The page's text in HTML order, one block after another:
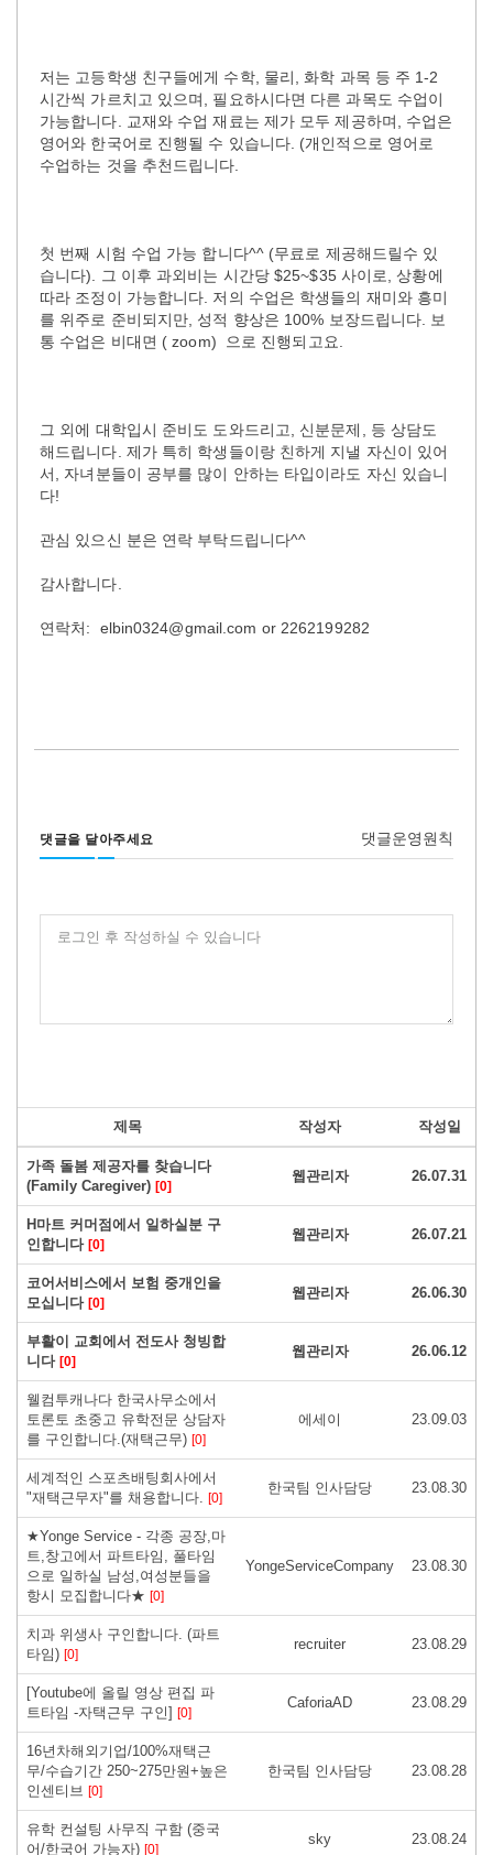
저는 고등학생 친구들에게 수학, 물리, 화학 과목 등 주 1-2
시간씩 가르치고 있으며, 필요하시다면 다른 과목도 수업이
가능합니다. 교재와 수업 재료는 제가 모두 제공하며, 수업은
영어와 한국어로 진행될 수 있습니다. (개인적으로 영어로
수업하는 것을 추천드립니다.
첫 번째 시험 수업 가능 합니다^^ (무료로 제공해드릴수 있
습니다). 그 이후 과외비는 시간당 $25~$35 사이로, 상황에
따라 조정이 가능합니다. 저의 수업은 학생들의 재미와 흥미
를 위주로 준비되지만, 성적 향상은 100% 보장드립니다. 보
통 수업은 비대면 ( zoom) 으로 진행되고요.
그 외에 대학입시 준비도 도와드리고, 신분문제, 등 상담도
해드립니다. 제가 특히 학생들이랑 친하게 지낼 자신이 있어
서, 자녀분들이 공부를 많이 안하는 타입이라도 자신 있습니
다!
관심 있으신 분은 연락 부탁드립니다^^
감사합니다.
연락처: elbin0324@gmail.com or 2262199282
댓글을 달아주세요 댓글운영원칙
로그인 후 작성하실 수 있습니다
제목 작성자 작성일
가족 돌봄 제공자를 찾습니다
(Family Caregiver) [0]
웹관리자 26.07.31
H마트 커머점에서 일하실분 구
인합니다 [0]
웹관리자 26.07.21
코어서비스에서 보험 중개인을
모십니다 [0]
웹관리자 26.06.30
부활이 교회에서 전도사 청빙합
니다 [0]
웹관리자 26.06.12
웰컴투캐나다 한국사무소에서
토론토 초중고 유학전문 상담자
를 구인합니다.(재택근무) [0]
에세이 23.09.03
세계적인 스포츠배팅회사에서
"재택근무자"를 채용합니다. [0]
한국팀 인사담당 23.08.30
★Yonge Service - 각종 공장,마
트,창고에서 파트타임, 풀타임
으로 일하실 남성,여성분들을
항시 모집합니다★ [0]
YongeServiceCompany 23.08.30
치과 위생사 구인합니다. (파트
타임) [0]
recruiter 23.08.29
[Youtube에 올릴 영상 편집 파
트타임 -자택근무 구인] [0]
CaforiaAD 23.08.29
16년차해외기업/100%재택근
무/수습기간 250~275만원+높은
인센티브 [0]
한국팀 인사담당 23.08.28
유학 컨설팅 사무직 구함 (중국
어/한국어 가능자) [0]
sky 23.08.24